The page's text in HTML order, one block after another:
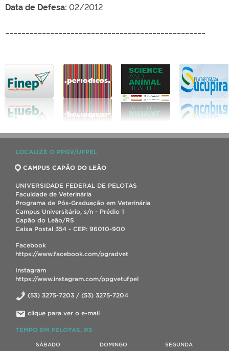
Data de Defesa: 02/2012
LOCALIZE O PPGV/UFPEL
CAMPUS CAPÃO DO LEÃO
UNIVERSIDADE FEDERAL DE PELOTAS
Faculdade de Veterinária
Programa de Pós-Graduação em Veterinária
Campus Universitário, s/n - Prédio 1
Capão do Leão/RS
Caixa Postal 354 - CEP: 96010-900
Facebook
https://www.facebook.com/pgradvet
Instagram
https://www.instagram.com/ppgvetufpel
(53) 3275-7203 / (53) 3275-7204
clique para ver o e-mail
TEMPO EM PELOTAS, RS
SÁBADO DOMINGO SEGUNDA